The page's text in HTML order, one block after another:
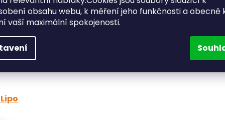
obsahu webu, k měření jeho funkčnosti a obecně
vaší maximální spokojenosti.
58*17.5*7.8mm
15g
70C
Lipo